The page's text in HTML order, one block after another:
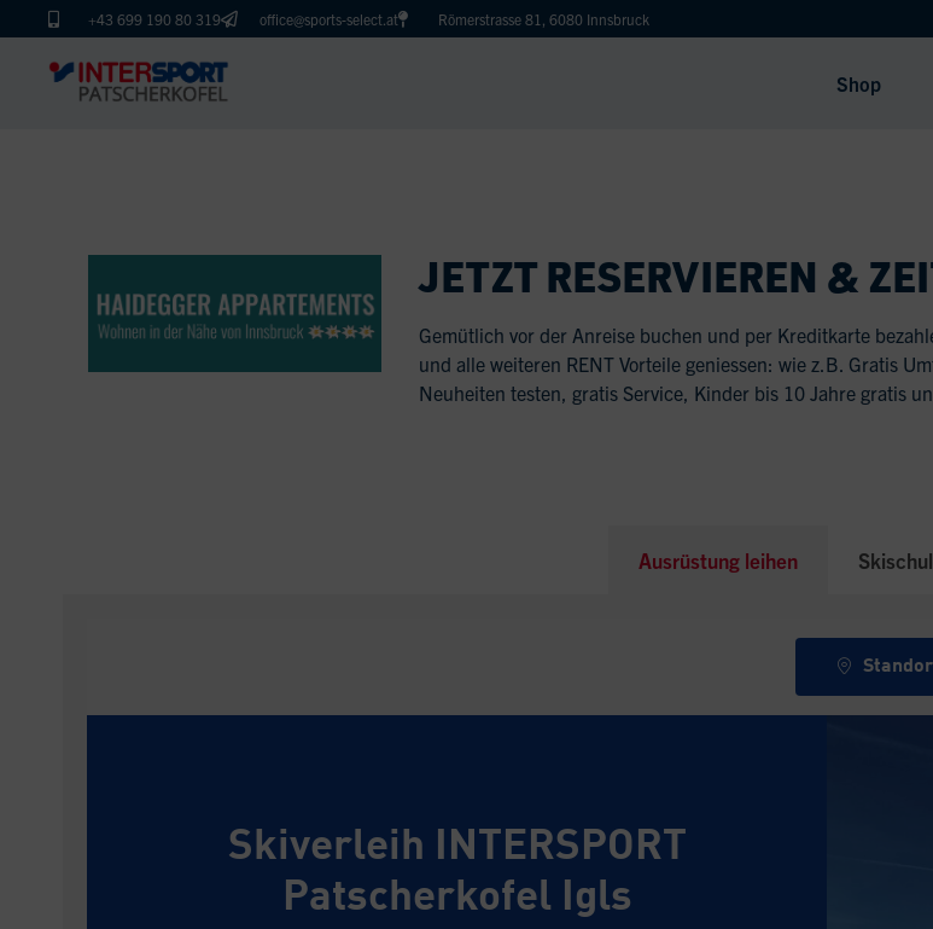
+43 699 190 80 319 office@sports-select.at Römerstrasse 81, 6080 Innsbruck
Shop
JETZT RESERVIEREN &
Gemütlich vor der Anreise buchen und per Kreditkarte
und alle weiteren RENT Vorteile geniessen: wie z.B. Gratis
Neuheiten testen, gratis Service, Kinder bis 10 Jahre gratis
Ausrüstung leihen